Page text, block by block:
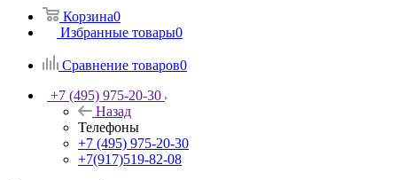
Корзина0
Избранные товары0
Сравнение товаров0
+7 (495) 975-20-30
Назад
Телефоны
+7 (495) 975-20-30
+7(917)519-82-08